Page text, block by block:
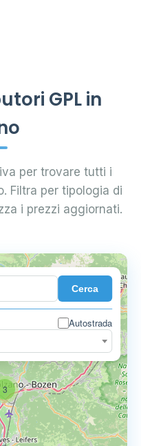
GPL in
per trovare tutti i
Filtra per tipologia di
i prezzi aggiornati.
Cerca
Autostrada
3